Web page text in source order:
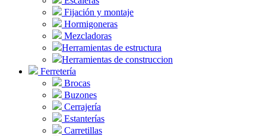
Fijación y montaje
Hormigoneras
Mezcladoras
Herramientas de estructura
Herramientas de construccion
Ferretería
Brocas
Buzones
Cerrajería
Estanterías
Carretillas